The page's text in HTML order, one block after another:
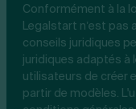
Conformément à la
Legalstart n’est pas
conseils juridiques
juridiques adaptés à
utilisateurs de créer
partir de modèles.